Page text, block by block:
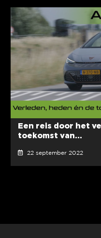
Een reis door het
toekomst van...
22 september 2022